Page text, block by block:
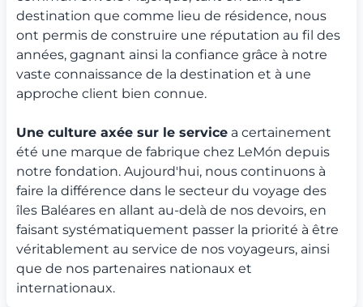
destination que comme lieu de résidence, nous
ont permis de construire une réputation au fil des
années, gagnant ainsi la confiance grâce à notre
vaste connaissance de la destination et à une
approche client bien connue.
Une culture axée sur le service a certainement
été une marque de fabrique chez LeMón depuis
notre fondation. Aujourd'hui, nous continuons à
faire la différence dans le secteur du voyage des
îles Baléares en allant au-delà de nos devoirs, en
faisant systématiquement passer la priorité à être
véritablement au service de nos voyageurs, ainsi
que de nos partenaires nationaux et
internationaux.